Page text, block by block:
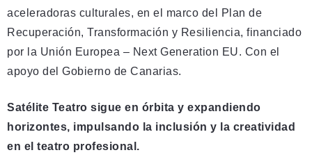
aceleradoras culturales, en el marco del Plan de
Recuperación, Transformación y Resiliencia, financiado
por la Unión Europea – Next Generation EU. Con el
apoyo del Gobierno de Canarias.
Satélite Teatro sigue en órbita y expandiendo
horizontes, impulsando la inclusión y la creatividad
en el teatro profesional.